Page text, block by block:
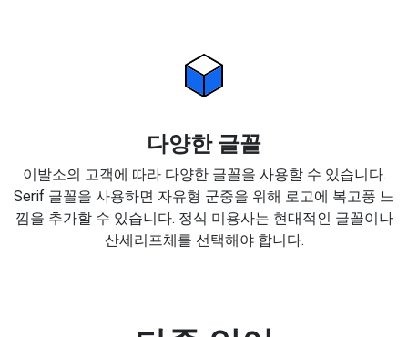
다양한 글꼴
이발소의 고객에 따라 다양한 글꼴을 사용할 수 있습니다.
Serif 글꼴을 사용하면 자유형 군중을 위해 로고에 복고풍 느
낌을 추가할 수 있습니다. 정식 미용사는 현대적인 글꼴이나
산세리프체를 선택해야 합니다.